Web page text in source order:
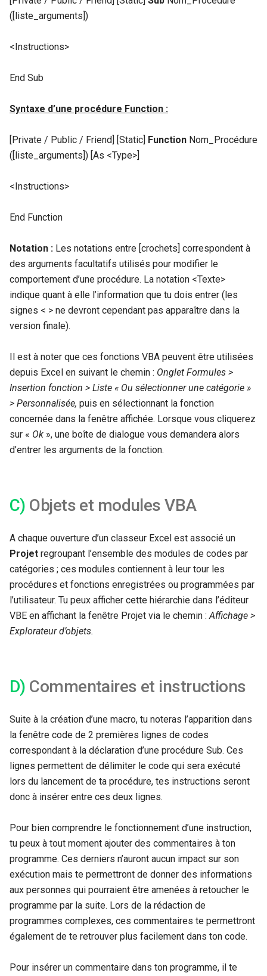
([liste_arguments])
<Instructions>
End Sub
Syntaxe d’une procédure Function :
[Private / Public / Friend] [Static] Function Nom_Procédure
([liste_arguments]) [As <Type>]
<Instructions>
End Function
Notation : Les notations entre [crochets] correspondent à
des arguments facultatifs utilisés pour modifier le
comportement d’une procédure. La notation <Texte>
indique quant à elle l’information que tu dois entrer (les
signes < > ne devront cependant pas apparaître dans la
version finale).
Il est à noter que ces fonctions VBA peuvent être utilisées
depuis Excel en suivant le chemin : Onglet Formules >
Insertion fonction > Liste « Ou sélectionner une catégorie »
> Personnalisée, puis en sélectionnant la fonction
concernée dans la fenêtre affichée. Lorsque vous cliquerez
sur « Ok », une boîte de dialogue vous demandera alors
d’entrer les arguments de la fonction.
C) Objets et modules VBA
A chaque ouverture d’un classeur Excel est associé un
Projet regroupant l’ensemble des modules de codes par
catégories ; ces modules contiennent à leur tour les
procédures et fonctions enregistrées ou programmées par
l’utilisateur. Tu peux afficher cette hiérarchie dans l’éditeur
VBE en affichant la fenêtre Projet via le chemin : Affichage >
Explorateur d’objets.
D) Commentaires et instructions
Suite à la création d’une macro, tu noteras l’apparition dans
la fenêtre code de 2 premières lignes de codes
correspondant à la déclaration d’une procédure Sub. Ces
lignes permettent de délimiter le code qui sera exécuté
lors du lancement de ta procédure, tes instructions seront
donc à insérer entre ces deux lignes.
Pour bien comprendre le fonctionnement d’une instruction,
tu peux à tout moment ajouter des commentaires à ton
programme. Ces derniers n’auront aucun impact sur son
exécution mais te permettront de donner des informations
aux personnes qui pourraient être amenées à retoucher le
programme par la suite. Lors de la rédaction de
programmes complexes, ces commentaires te permettront
également de te retrouver plus facilement dans ton code.
Pour insérer un commentaire dans ton programme, il te